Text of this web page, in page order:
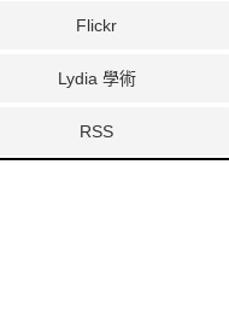
Flickr
Lydia 學術
RSS